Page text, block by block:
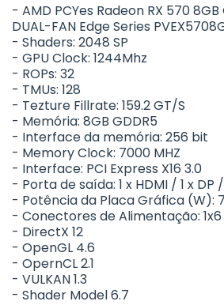
- AMD PCYes Radeon RX 570 8GB
DUAL-FAN Edge Series
- Shaders: 2048 SP
- GPU Clock: 1244Mhz
- ROPs: 32
- TMUs: 128
- Tezture Fillrate: 159.2 GT/S
- Memória: 8GB GDDR5
- Interface da memória: 256 bit
- Memory Clock: 7000 MHZ
- Interface: PCI Express X16 3.0
- Porta de saída: 1 x HDMI / 1 x DP /
- Potência da Placa Gráfica (W):
- Conectores de Alimentação: 1x6
- DirectX 12
- OpenGL 4.6
- OpernCL 2.1
- VULKAN 1.3
- Shader Model 6.7